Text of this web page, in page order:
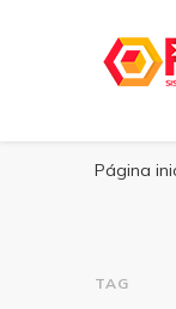
Página
TAG